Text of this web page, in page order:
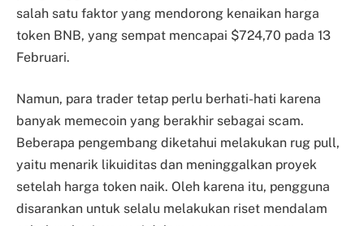
salah satu faktor yang mendorong kenaikan harga
token BNB, yang sempat mencapai $724,70 pada 13
Februari.
Namun, para trader tetap perlu berhati-hati karena
banyak memecoin yang berakhir sebagai scam.
Beberapa pengembang diketahui melakukan rug pull,
yaitu menarik likuiditas dan meninggalkan proyek
setelah harga token naik. Oleh karena itu, pengguna
disarankan untuk selalu melakukan riset mendalam